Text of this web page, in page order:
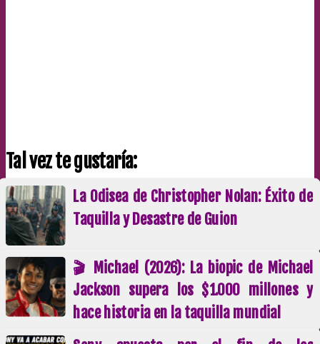
Tal vez te gustaría:
La Odisea de Christopher Nolan: Éxito de
Taquilla y Desastre de Guion
🎬 Michael (2026): La biopic de Michael
Jackson supera los $1.000 millones y
hace historia en la taquilla mundial